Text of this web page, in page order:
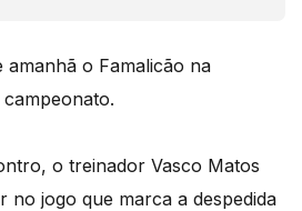
amanhã o Famalicão na
o treinador Vasco Matos
no jogo que marca a despedida